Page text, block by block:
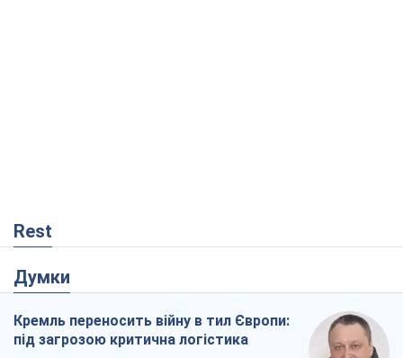
Rest
Думки
Кремль переносить війну в тил Європи:
під загрозою критична логістика